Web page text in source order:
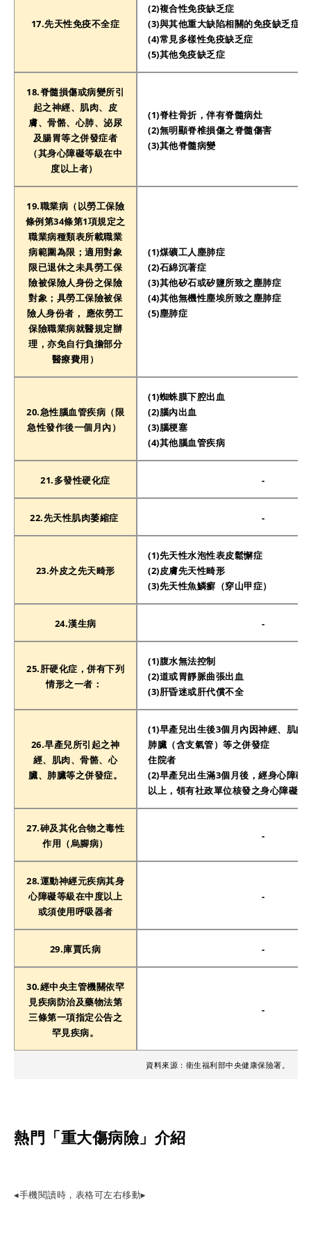
17.先天性免疫不全症
(2)複合性免疫缺乏症
(3)與其他重大缺陷相關的免疫缺乏症
(4)常見多樣性免疫缺乏症
(5)其他免疫缺乏症
18.脊髓損傷或病變所引
起之神經、肌肉、皮
膚、骨骼、心肺、泌尿
及腸胃等之併發症者
（其身心障礙等級在中
度以上者）
(1)脊柱骨折，伴有脊髓病灶
(2)無明顯脊椎損傷之脊髓傷害
(3)其他脊髓病變
19.職業病（以勞工保險
條例第34條第1項規定之
職業病種類表所載職業
病範圍為限；適用對象
限已退休之未具勞工保
險被保險人身份之保險
對象；具勞工保險被保
險人身份者， 應依勞工
保險職業病就醫規定辦
理，亦免自行負擔部分
醫療費用）
(1)煤礦工人塵肺症
(2)石綿沉著症
(3)其他矽石或矽鹽所致之塵肺症
(4)其他無機性塵埃所致之塵肺症
(5)塵肺症
20.急性腦血管疾病（限
急性發作後一個月內）
(1)蜘蛛膜下腔出血
(2)腦內出血
(3)腦梗塞
(4)其他腦血管疾病
21.多發性硬化症 -
22.先天性肌肉萎縮症 -
23.外皮之先天畸形
(1)先天性水泡性表皮鬆懈症
(2)皮膚先天性畸形
(3)先天性魚鱗癬（穿山甲症）
24.漢生病 -
25.肝硬化症，併有下列
情形之一者：
(1)腹水無法控制
(2)道或胃靜脈曲張出血
(3)肝昏迷或肝代償不全
26.早產兒所引起之神
經、肌肉、骨骼、心
臟、肺臟等之併發症。
(1)早產兒出生後3個月內因神經、肌肉
肺臟（含支氣管）等之併發症
住院者
(2)早產兒出生滿3個月後，經身心障礙
以上，領有社政單位核發之身心障礙手
27.砷及其化合物之毒性
作用（烏腳病）
-
28.運動神經元疾病其身
心障礙等級在中度以上
或須使用呼吸器者
-
29.庫賈氏病 -
30.經中央主管機關依罕
見疾病防治及藥物法第
三條第一項指定公告之
罕見疾病。
-
資料來源：衛生福利部中央健康保險署。
熱門「重大傷病險」介紹
◂手機閱讀時，表格可左右移動▸